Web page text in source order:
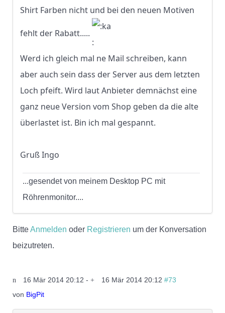
Shirt Farben nicht und bei den neuen Motiven
fehlt der Rabatt.....
Werd ich gleich mal ne Mail schreiben, kann
aber auch sein dass der Server aus dem letzten
Loch pfeift. Wird laut Anbieter demnächst eine
ganz neue Version vom Shop geben da die alte
überlastet ist. Bin ich mal gespannt.
Gruß Ingo
...gesendet von meinem Desktop PC mit
Röhrenmonitor....
BitteAnmelden oder Registrieren um der Konversation
beizutreten.
16 Mär 2014 20:12 - 16 Mär 2014 20:12 #73
von BigPit